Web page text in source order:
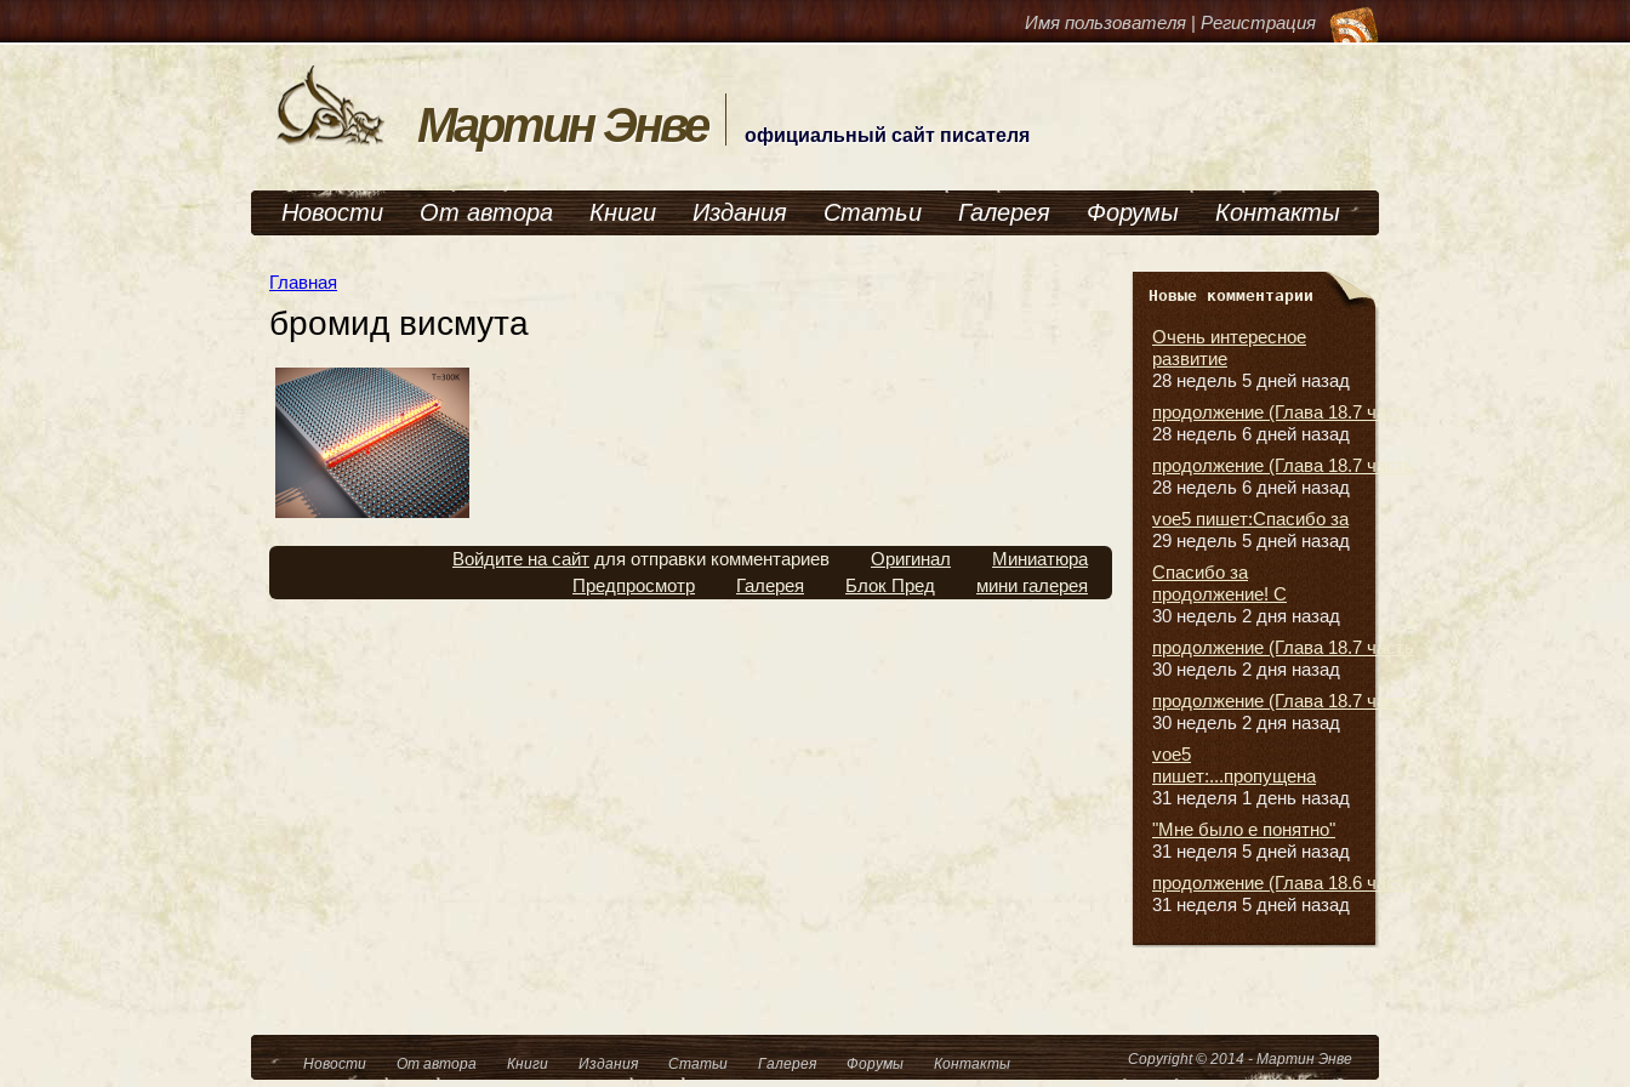
Имя пользователя | Регистрация
Мартин Энве официальный сайт писателя
Новости От автора Книги Издания Статьи Галерея Форумы Контакты
Главная
бромид висмута
Войдите на сайт для отправки комментариев Оригинал
Миниатюра
Предпросмотр
Галерея Блок Пред мини галерея
Новые комментарии
Очень интересное
развитие
28 недель 5 дней назад
продолжение (Глава 18.7 часть
28 недель 6 дней назад
продолжение (Глава 18.7 часть
28 недель 6 дней назад
voe5 пишет:Спасибо за
29 недель 5 дней назад
Спасибо за
продолжение! С
30 недель 2 дня назад
продолжение (Глава 18.7 часть
30 недель 2 дня назад
продолжение (Глава 18.7 часть
30 недель 2 дня назад
voe5
пишет:...пропущена
31 неделя 1 день назад
"Мне было е понятно"
31 неделя 5 дней назад
продолжение (Глава 18.6 часть
31 неделя 5 дней назад
Copyright © 2014 - Мартин Энве
Новости От автора Книги Издания Статьи Галерея Форумы Контакты